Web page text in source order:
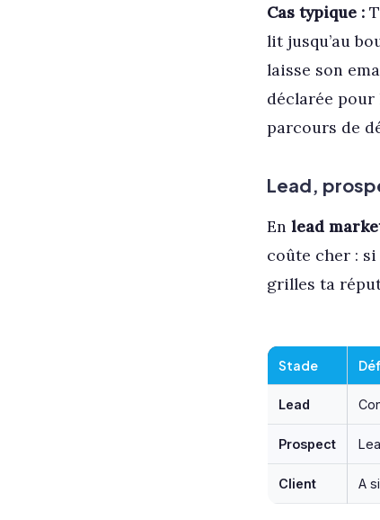
Cas typique :
lit jusqu’au
laisse son
déclarée pour
parcours de
Lead,
En lead
coûte cher :
grilles ta
Stade
Lead
Prospect
Client A